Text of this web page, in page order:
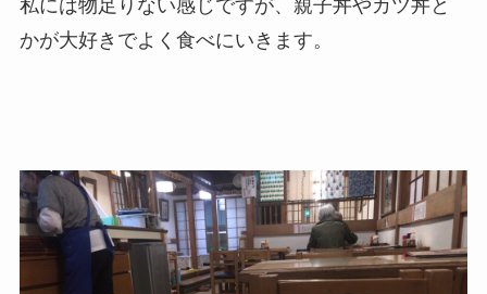
私には物足りない感じですが、親子丼やカツ丼と
かが大好きでよく食べにいきます。